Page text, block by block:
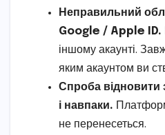
Неправильний
Google / Apple ID.
іншому акаунті.
яким акаунтом ви
Спроба
і навпаки.
не перенесеться.